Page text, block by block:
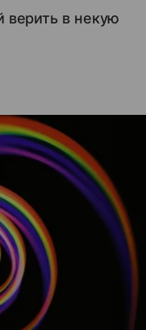
верить в некую